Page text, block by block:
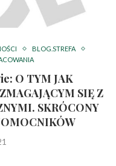
BLOG.STREFA
O TYM JAK
SIĘ Z
SKRÓCONY